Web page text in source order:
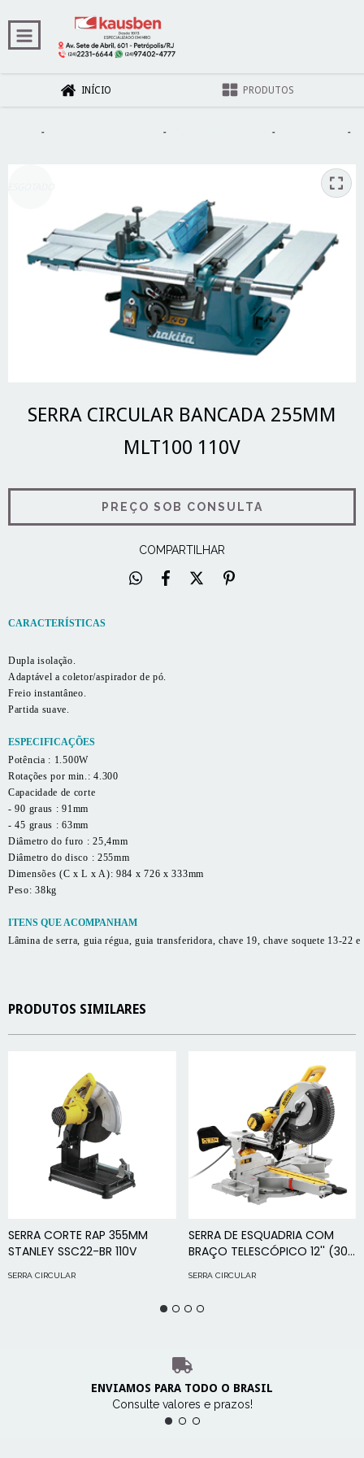
INÍCIO PRODUTOS
- - -
-
SERRA CIRCULAR BANCADA 255MM
MLT100 110V
COMPARTILHAR
CARACTERÍSTICAS
Dupla isolação.
Adaptável a coletor/aspirador de pó.
Freio instantâneo.
Partida suave.
ESPECIFICAÇÕES
Potência : 1.500W
Rotações por min.: 4.300
Capacidade de corte
- 90 graus : 91mm
- 45 graus : 63mm
Diâmetro do furo : 25,4mm
Diâmetro do disco : 255mm
Dimensões (C x L x A): 984 x 726 x 333mm
Peso: 38kg
ITENS QUE ACOMPANHAM
Lâmina de serra, guia régua, guia transferidora, chave 19, chave soquete 13-22 e
PRODUTOS SIMILARES
SERRA CORTE RAP 355MM
STANLEY SSC22-BR 110V
SERRA CIRCULAR
SERRA DE ESQUADRIA COM
BRAÇO TELESCÓPICO 12'' (305
SERRA CIRCULAR
ENVIAMOS PARA TODO O BRASIL
Consulte valores e prazos!